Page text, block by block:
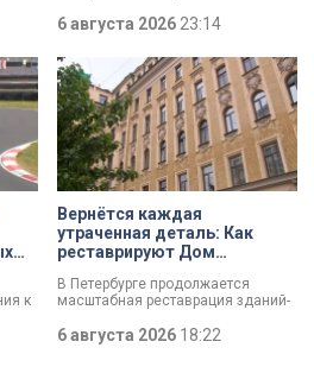
которые толкнули его на страшное
вынес мертвеца из дома на улице
Луначарского, выдавая
бездыханного мужчину за
изрядно перебравшего приятеля.
6 августа 202623:14
к
Вернётся каждая
утраченная деталь: Как
реставрируют Дом
Святого Николая на улице
Марата
В Петербурге продолжается
масштабная реставрация зданий-
губернаторской программы.
6 августа 2026 18:22